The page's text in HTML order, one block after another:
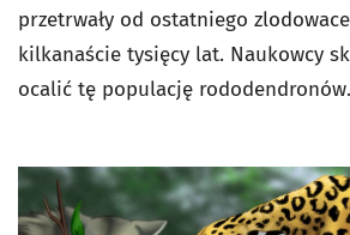
przetrwały od ostatniego
kilkanaście tysięcy lat. Naukowcy
ocalić tę populację rododendronów.